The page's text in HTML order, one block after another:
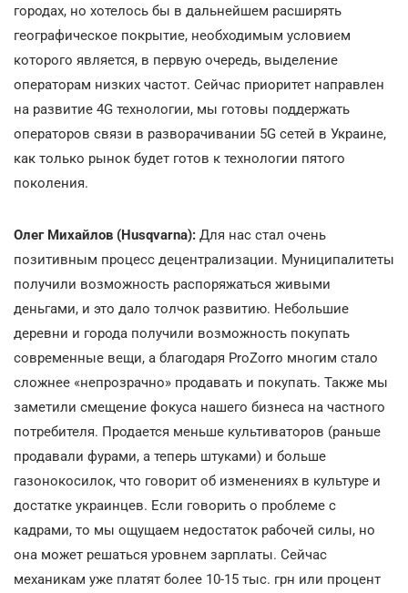
городах, но хотелось бы в дальнейшем расширять
географическое покрытие, необходимым условием
которого является, в первую очередь, выделение
операторам низких частот. Сейчас приоритет направлен
на развитие 4G технологии, мы готовы поддержать
операторов связи в разворачивании 5G сетей в Украине,
как только рынок будет готов к технологии пятого
поколения.
Олег Михайлов (Husqvarna): Для нас стал очень
позитивным процесс децентрализации. Муниципалитеты
получили возможность распоряжаться живыми
деньгами, и это дало толчок развитию. Небольшие
деревни и города получили возможность покупать
современные вещи, а благодаря ProZorro многим стало
сложнее «непрозрачно» продавать и покупать. Также мы
заметили смещение фокуса нашего бизнеса на частного
потребителя. Продается меньше культиваторов (раньше
продавали фурами, а теперь штуками) и больше
газонокосилок, что говорит об изменениях в культуре и
достатке украинцев. Если говорить о проблеме с
кадрами, то мы ощущаем недостаток рабочей силы, но
она может решаться уровнем зарплаты. Сейчас
механикам уже платят более 10-15 тыс. грн или процент